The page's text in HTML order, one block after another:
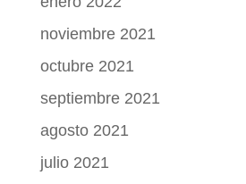
noviembre 2021
octubre 2021
septiembre 2021
agosto 2021
julio 2021